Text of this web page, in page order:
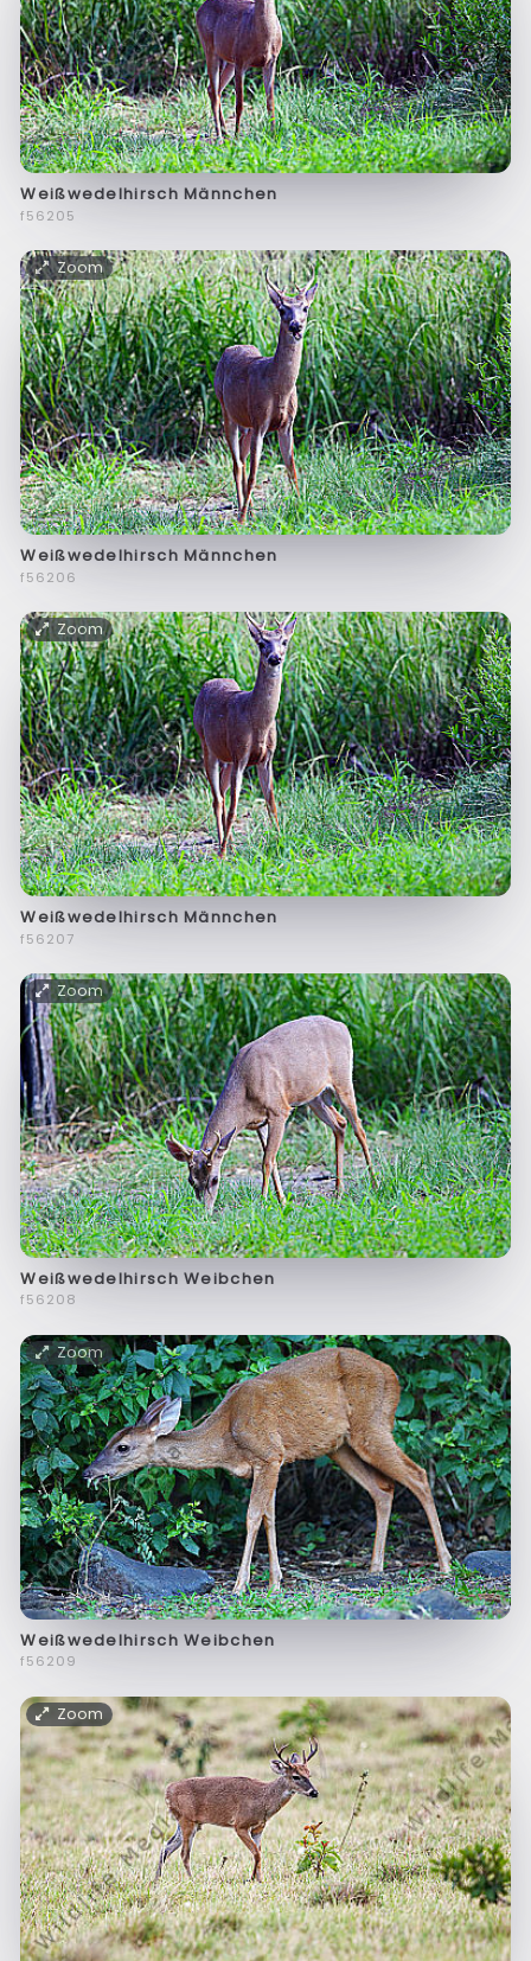
Weißwedelhirsch Männchen
f56205
Zoom
Weißwedelhirsch Männchen
f56206
Zoom
Weißwedelhirsch Männchen
f56207
Zoom
Weißwedelhirsch Weibchen
f56208
Zoom
Weißwedelhirsch Weibchen
f56209
Zoom